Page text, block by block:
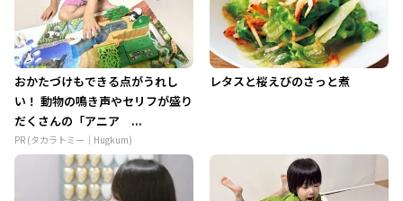
おかたづけもできる点がうれし
い！ 動物の鳴き声やセリフが盛り
だくさんの「アニア ...
PR (タカラトミー｜Hugkum)
レタスと桜えびのさっと煮